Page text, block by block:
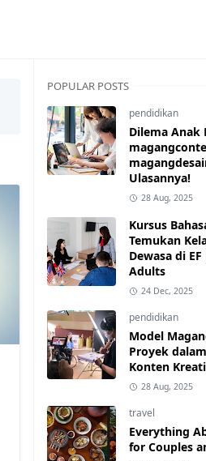
POPULAR POSTS
pendidikan
Dilema Anak
Ulasannya!
28 Aug, 2025
Kursus
Temukan
Dewasa di
Adults
24 Dec, 2025
pendidikan
Model
Proyek
Konten
28 Aug, 2025
travel
Everything
for Couples